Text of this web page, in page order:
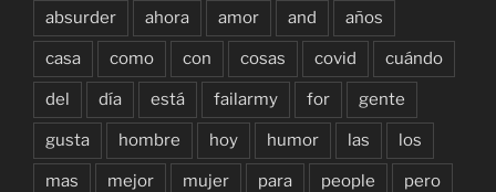
absurder ahora amor and años
casa como con cosas covid cuándo
del día está failarmy for gente
gusta hombre hoy humor las los
mas mejor mujer para people pero